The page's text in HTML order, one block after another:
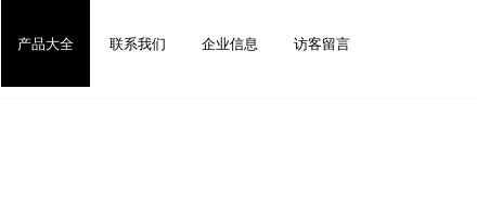
产品大全 联系我们 企业信息 访客留言